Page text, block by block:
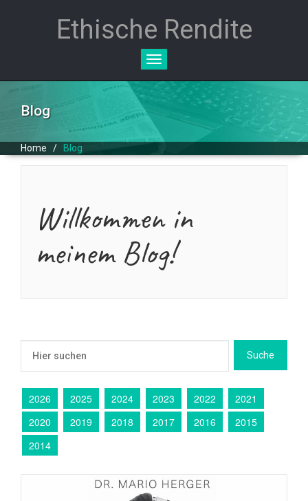
Ethische Rendite
Toggle
Blog
Home / Blog
Willkommen in
meinem Blog!
2026 2025 2024 2023 2022
2021
2020
2019 2018 2017 2016
2015
2014